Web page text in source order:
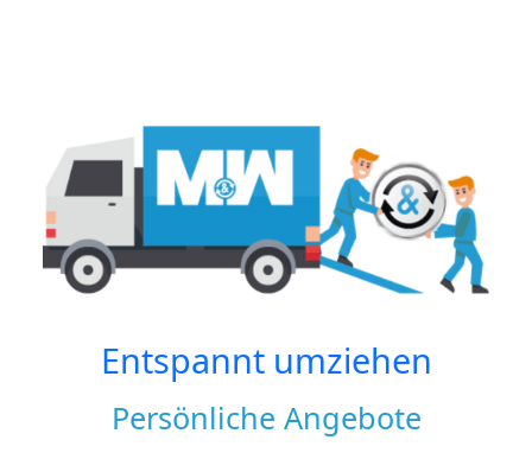
Entspannt umziehen
Persönliche Angebote